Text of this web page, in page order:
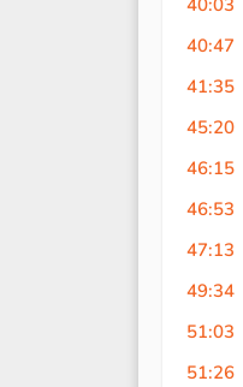
40:03
40:47
41:35
45:20
46:15
46:53
47:13
49:34
51:03
51:26